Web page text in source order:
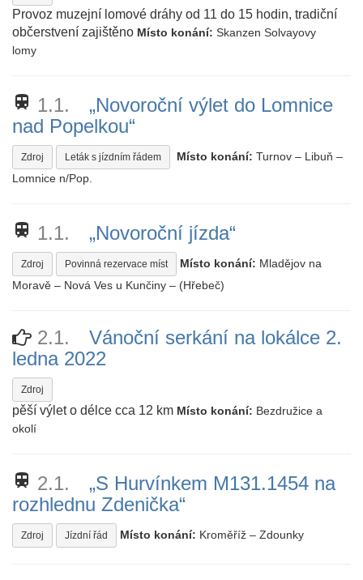
Provoz muzejní lomové dráhy od 11 do 15 hodin, tradiční
občerstvení zajištěno Místo konání: Skanzen Solvayovy
lomy
train 1.1.
„Novoroční výlet do Lomnice
nad Popelkou“
Zdroj Leták s jízdním řádem Místo konání: Turnov – Libuň –
Lomnice n/Pop.
train 1.1. „Novoroční jízda“
Zdroj Povinná rezervace míst Místo konání: Mladějov na
Moravě – Nová Ves u Kunčiny – (Hřebeč)
2.1.
Vánoční serkání na lokálce 2.
ledna 2022
Zdroj
pěší výlet o délce cca 12 km Místo konání: Bezdružice a
okolí
train 2.1.
„S Hurvínkem M131.1454 na
rozhlednu Zdenička“
Zdroj Jízdní řád Místo konání: Kroměříž – Zdounky